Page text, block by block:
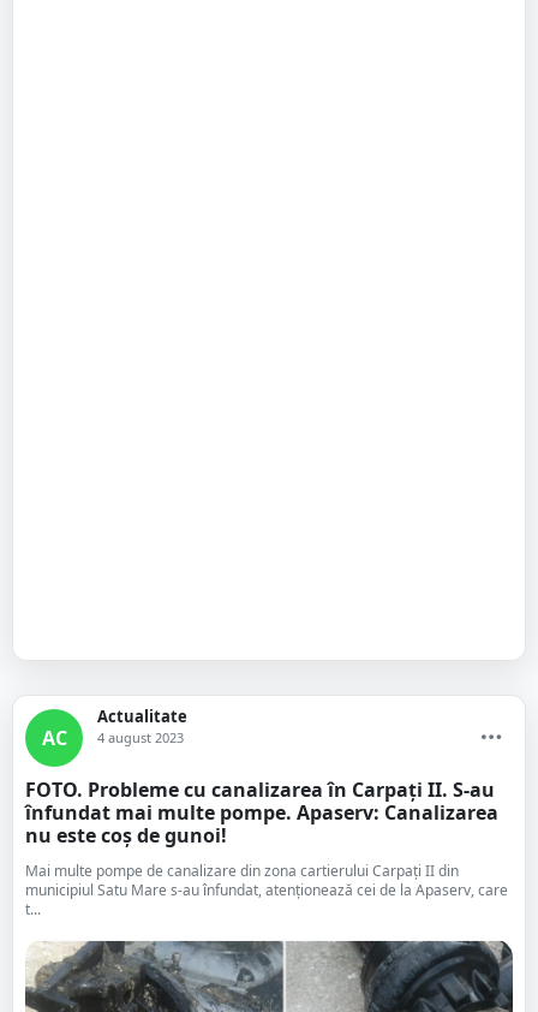
AC
Actualitate
4 august 2023
FOTO. Probleme cu canalizarea în Carpați II. S-au
înfundat mai multe pompe. Apaserv: Canalizarea
nu este coș de gunoi!
Mai multe pompe de canalizare din zona cartierului Carpați II din
municipiul Satu Mare s-au înfundat, atenționează cei de la Apaserv, care
t...